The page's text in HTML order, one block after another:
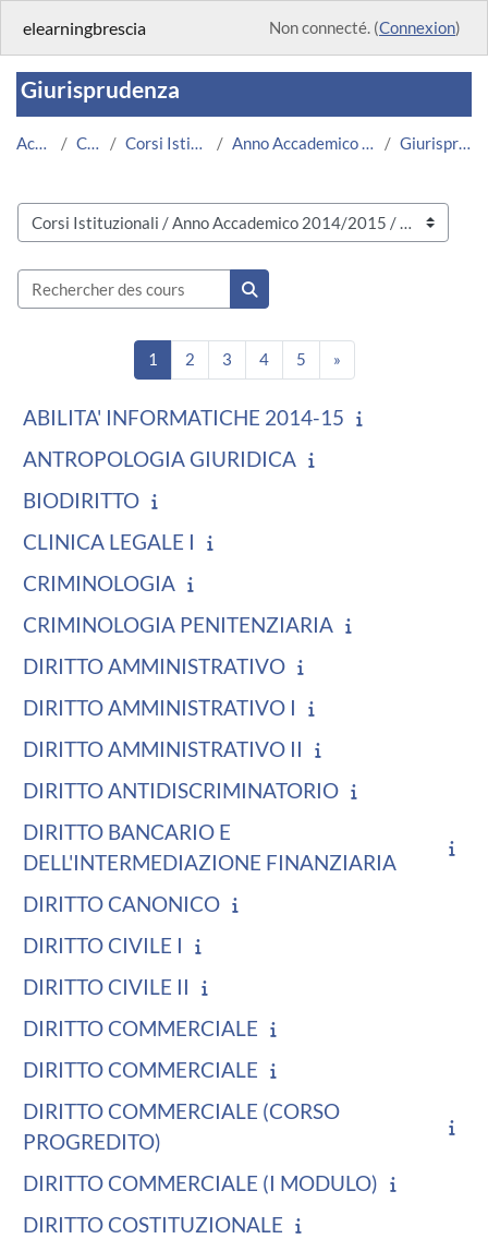
elearningbrescia Non connecté. (Connexion)
Giurisprudenza
Accueil Cours Corsi Istituzionali Anno Accademico 2014/2015 Giurisprudenza
Catégories de cours
Rechercher des cours
Rechercher des cours
1 Page 1
2Page 2
3Page 3
4Page 4
5Page 5
»Page suivante
ABILITA' INFORMATICHE 2014-15
ANTROPOLOGIA GIURIDICA
BIODIRITTO
CLINICA LEGALE I
CRIMINOLOGIA
CRIMINOLOGIA PENITENZIARIA
DIRITTO AMMINISTRATIVO
DIRITTO AMMINISTRATIVO I
DIRITTO AMMINISTRATIVO II
DIRITTO ANTIDISCRIMINATORIO
DIRITTO BANCARIO E
DELL'INTERMEDIAZIONE FINANZIARIA
DIRITTO CANONICO
DIRITTO CIVILE I
DIRITTO CIVILE II
DIRITTO COMMERCIALE
DIRITTO COMMERCIALE
DIRITTO COMMERCIALE (CORSO
PROGREDITO)
DIRITTO COMMERCIALE (I MODULO)
DIRITTO COSTITUZIONALE